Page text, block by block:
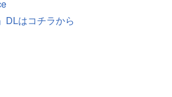
DLはコチラから